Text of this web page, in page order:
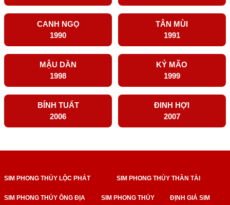
CANH NGỌ
1990
TÂN MÙI
1991
MẬU DẦN
1998
KỶ MÃO
1999
BÍNH TUẤT
2006
ĐINH HỢI
2007
SIM PHONG THỦY LỘC PHÁT SIM PHONG THỦY THẦN TÀI
SIM PHONG THỦY ÔNG ĐỊA SIM PHONG THỦY ĐỊNH GIÁ SIM